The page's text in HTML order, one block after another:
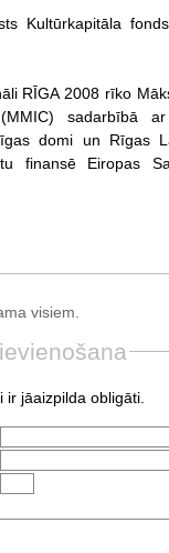
Kultūrkapitāla
RĪGA 2008 rīko
sadarbībā
domi un Rīgas
finansē Eiropas
visiem.
jāaizpilda obligāti.